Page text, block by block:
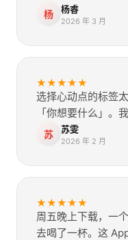
杨 杨睿
2026 年 3 月
★★★★★
选择心动点的标签
「你想要什么」。
苏 苏雯
2026 年 2 月
★★★★★
周五晚上下载，一
去喝了一杯。这